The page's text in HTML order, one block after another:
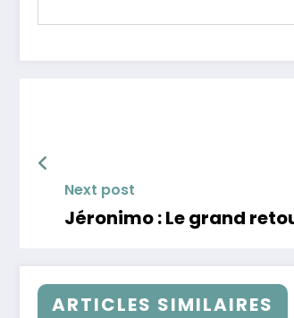
Next post
Jéronimo : Le grand
ARTICLES SIMILAIRES